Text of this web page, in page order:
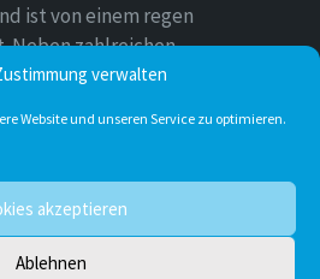
verwalten
Website und unseren Service zu optimieren.
akzeptieren
Ablehnen
ist von einem regen
Neben zahlreichen
ist unser Ort für sein
Twitter